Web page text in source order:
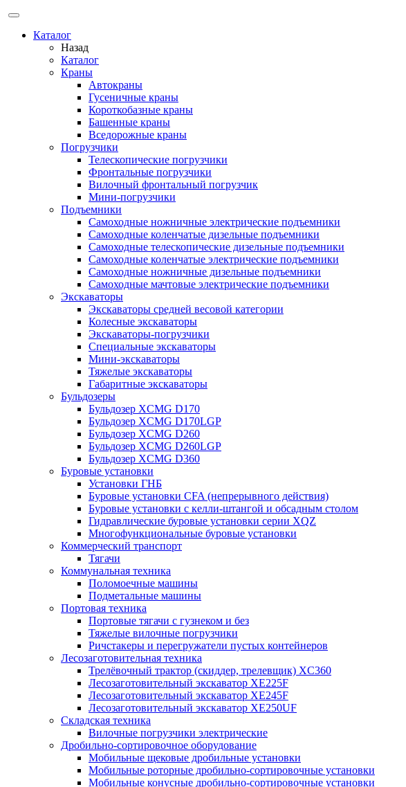
Каталог
Назад
Каталог
Краны
Автокраны
Гусеничные краны
Короткобазные краны
Башенные краны
Вcедорожные краны
Погрузчики
Телескопические погрузчики
Фронтальные погрузчики
Вилочный фронтальный погрузчик
Мини-погрузчики
Подъемники
Самоходные ножничные электрические подъемники
Самоходные коленчатые дизельные подъемники
Самоходные телескопические дизельные подъемники
Самоходные коленчатые электрические подъемники
Самоходные ножничные дизельные подъемники
Самоходные мачтовые электрические подъемники
Экскаваторы
Экскаваторы средней весовой категории
Колесные экскаваторы
Экскаваторы-погрузчики
Специальные экскаваторы
Мини-экскаваторы
Тяжелые экскаваторы
Габаритные экскаваторы
Бульдозеры
Бульдозер XCMG D170
Бульдозер XCMG D170LGP
Бульдозер XCMG D260
Бульдозер XCMG D260LGP
Бульдозер XCMG D360
Буровые установки
Установки ГНБ
Буровые установки CFA (непрерывного действия)
Буровые установки с келли-штангой и обсадным столом
Гидравлические буровые установки серии XQZ
Многофункциональные буровые установки
Коммерческий транспорт
Тягачи
Коммунальная техника
Поломоечные машины
Подметальные машины
Портовая техника
Портовые тягачи с гузнеком и без
Тяжелые вилочные погрузчики
Ричстакеры и перегружатели пустых контейнеров
Лесозаготовительная техника
Трелёвочный трактор (скиддер, трелевщик) XC360
Лесозаготовительный экскаватор XE225F
Лесозаготовительный экскаватор XE245F
Лесозаготовительный экскаватор XE250UF
Складская техника
Вилочные погрузчики электрические
Дробильно-сортировочное оборудование
Мобильные щековые дробильные установки
Мобильные роторные дробильно-сортировочные установки
Мобильные конусные дробильно-сортировочные установки